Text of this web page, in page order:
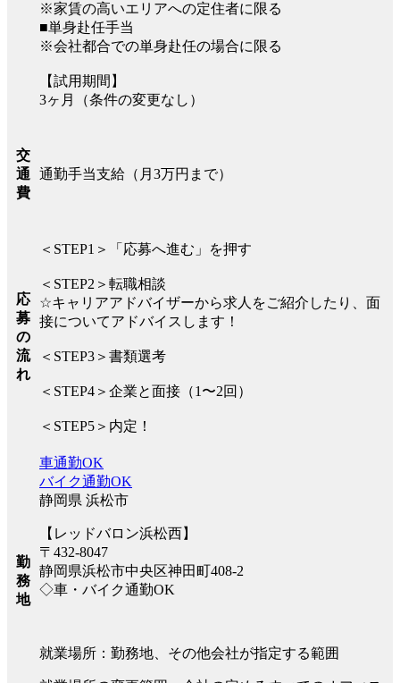
※家賃の高いエリアへの定住者に限る
■単身赴任手当
※会社都合での単身赴任の場合に限る
【試用期間】
3ヶ月（条件の変更なし）
交
通
費
通勤手当支給（月3万円まで）
応
募
の
流
れ
＜STEP1＞「応募へ進む」を押す
＜STEP2＞転職相談
☆キャリアアドバイザーから求人をご紹介したり、面
接についてアドバイスします！
＜STEP3＞書類選考
＜STEP4＞企業と面接（1〜2回）
＜STEP5＞内定！
勤
務
地
車通勤OK
バイク通勤OK
静岡県 浜松市
【レッドバロン浜松西】
〒432-8047
静岡県浜松市中央区神田町408-2
◇車・バイク通勤OK
就業場所：勤務地、その他会社が指定する範囲